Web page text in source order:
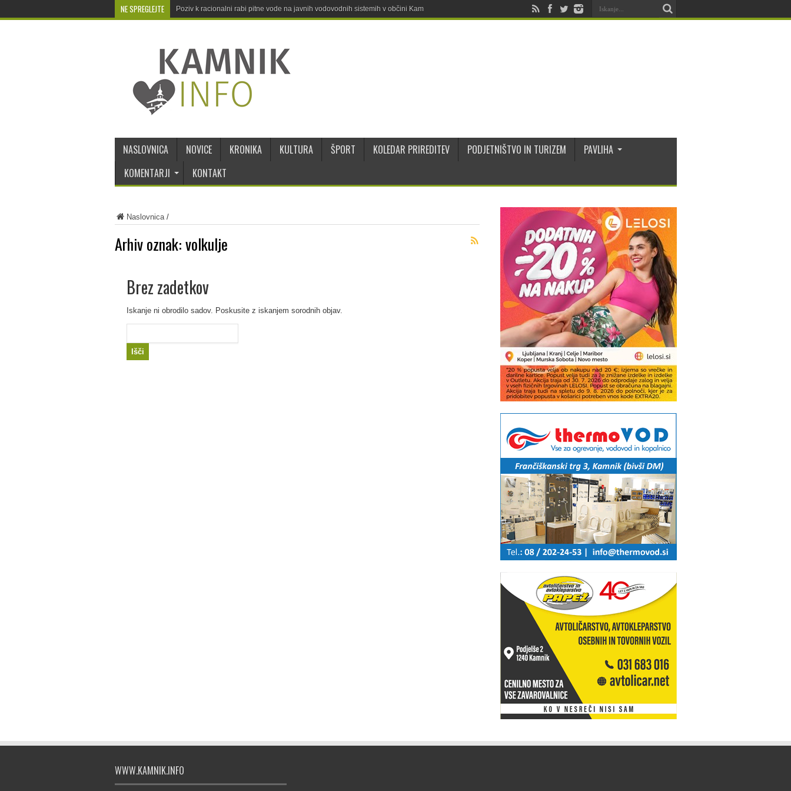
NE SPREGLEJTE Poziv k racionalni rabi pitne vode na javnih vodovodnih sistemih v občini Kamnik
NASLOVNICA NOVICE KRONIKA KULTURA ŠPORT KOLEDAR PRIREDITEV PODJETNIŠTVO IN TURIZEM
PAVLIHA
KOMENTARJI
KONTAKT
Naslovnica/
Arhiv oznak:volkulje
Brez zadetkov
Iskanje ni obrodilo sadov. Poskusite z iskanjem sorodnih objav.
WWW.KAMNIK.INFO